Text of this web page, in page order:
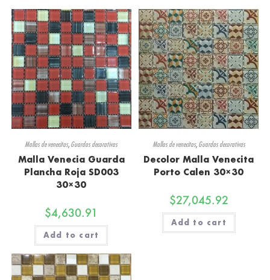
Mallas de venecitas, Guardas decorativas
Malla Venecia Guarda
Plancha Roja SD003
30×30
$4,630.91
Add to cart
Mallas de venecitas, Guardas decorativas
Decolor Malla Venecita
Porto Calen 30×30
$27,045.92
Add to cart